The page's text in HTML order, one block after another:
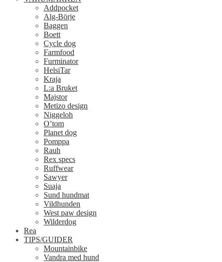
Addpocket
Alg-Börje
Baggen
Boett
Cycle dog
Farmfood
Furminator
HelsiTar
Kraja
L:a Bruket
Majstor
Metizo design
Niggeloh
O’tom
Planet dog
Pomppa
Rauh
Rex specs
Ruffwear
Sawyer
Suaja
Sund hundmat
Vildhunden
West paw design
Wilderdog
Rea
TIPS/GUIDER
Mountainbike
Vandra med hund